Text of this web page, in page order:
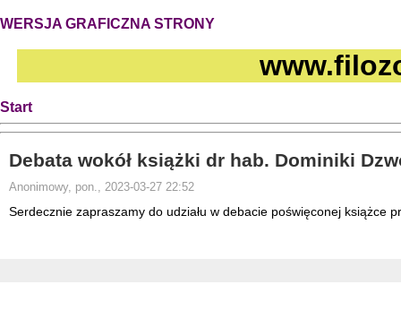
WERSJA GRAFICZNA STRONY
Start
Debata wokół książki dr hab. Dominiki
Anonimowy, pon., 2023-03-27 22:52
Serdecznie zapraszamy do udziału w debacie poświęconej książce